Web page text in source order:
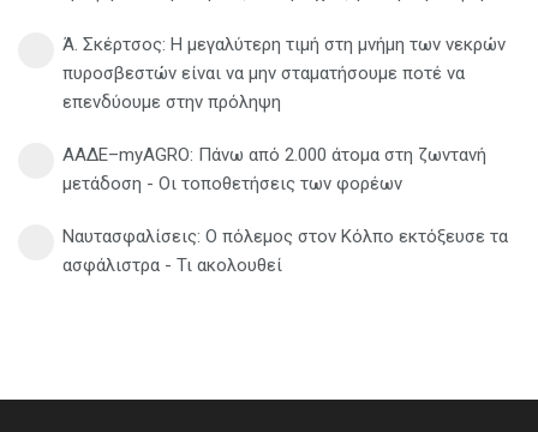
Ά. Σκέρτσος: Η μεγαλύτερη τιμή στη μνήμη των νεκρών
πυροσβεστών είναι να μην σταματήσουμε ποτέ να
επενδύουμε στην πρόληψη
ΑΑΔΕ–myAGRO: Πάνω από 2.000 άτομα στη ζωντανή
μετάδοση - Οι τοποθετήσεις των φορέων
Ναυτασφαλίσεις: Ο πόλεμος στον Κόλπο εκτόξευσε τα
ασφάλιστρα - Τι ακολουθεί